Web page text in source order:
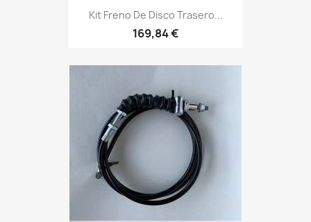
Kit Freno De Disco Trasero...
169,84 €